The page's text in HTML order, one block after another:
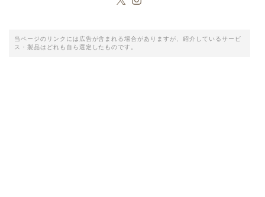
当ページのリンクには広告が含まれる場合がありますが、紹介しているサービ
ス・製品はどれも自ら選定したものです。